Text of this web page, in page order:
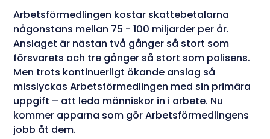
Arbetsförmedlingen kostar skattebetalarna
någonstans mellan 75 - 100 miljarder per år.
Anslaget är nästan två gånger så stort som
försvarets och tre gånger så stort som polisens.
Men trots kontinuerligt ökande anslag så
misslyckas Arbetsförmedlingen med sin primära
uppgift – att leda människor in i arbete. Nu
kommer apparna som gör Arbetsförmedlingens
jobb åt dem.